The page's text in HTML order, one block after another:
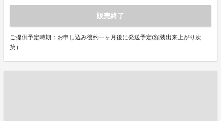
販売終了
ご提供予定時期：お申し込み後約一ヶ月後に発送予定(額装出来上がり次
第）